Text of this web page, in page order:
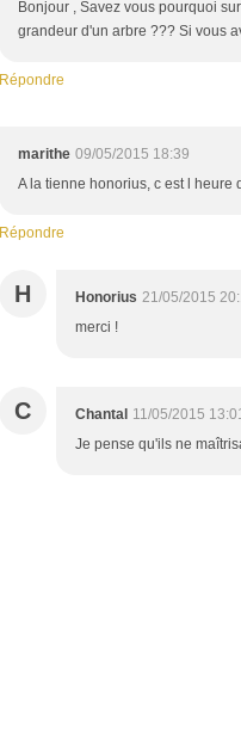
Bonjour , Savez vous pourquoi
grandeur d'un arbre ??? Si vous
Répondre
marithe 09/05/2015 18:39
A la tienne honorius, c est l heure
Répondre
H Honorius 21/05/2015
merci !
C Chantal 11/05/2015
Je pense qu'ils ne